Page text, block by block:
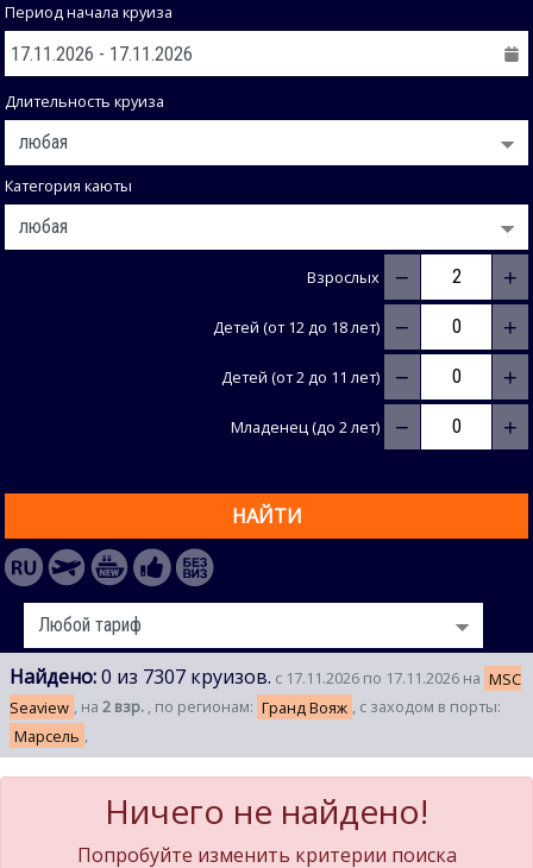
Период начала круиза
Длительность круиза
Категория каюты
Взрослых − +
Детей (от 12 до 18 лет) − +
Детей (от 2 до 11 лет) − +
Младенец (до 2 лет) − +
НАЙТИ
Найдено:0 из 7307 круизов. с 17.11.2026 по 17.11.2026 на MSC
Seaview , на 2 взр. , по регионам: Гранд Вояж , с заходом в порты:
Марсель ,
Ничего не найдено!
Попробуйте изменить критерии поиска